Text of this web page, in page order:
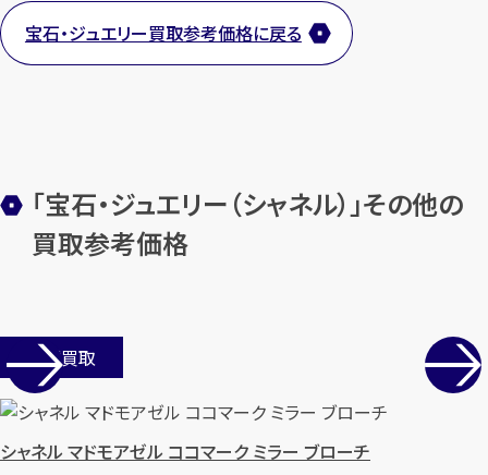
【総合受付】24時間・年中無休(年末年
始除く)
宝石・ジュエリー買取参考価格に戻る
「宝石・ジュエリー（シャネル）」その他の
買取参考価格
店舗買取
シャネル マドモアゼル ココマーク ミラー ブローチ